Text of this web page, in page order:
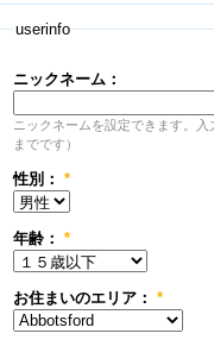
userinfo
ニックネーム：
ニックネームを設定できます。
までです）
性別： *
年齢： *
お住まいのエリア： *